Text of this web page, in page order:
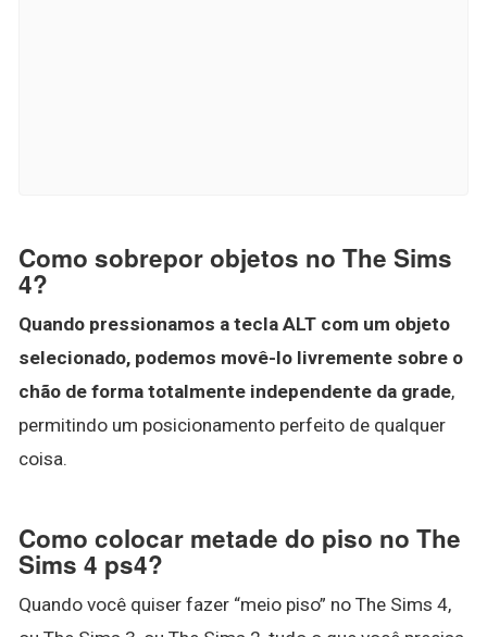
Como sobrepor objetos no The Sims
4?
Quando pressionamos a tecla ALT com um objeto
selecionado, podemos movê-lo livremente sobre o
chão de forma totalmente independente da grade,
permitindo um posicionamento perfeito de qualquer
coisa.
Como colocar metade do piso no The
Sims 4 ps4?
Quando você quiser fazer “meio piso” no The Sims 4,